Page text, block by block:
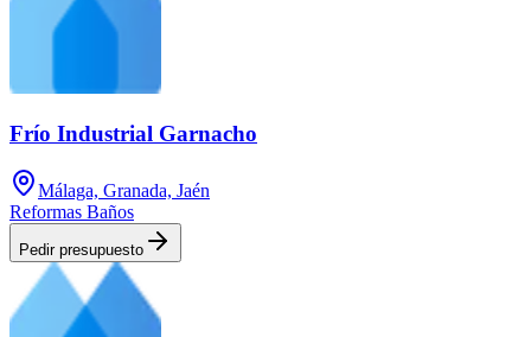
Frío Industrial Garnacho
Málaga, Granada, Jaén
Reformas Baños
Pedir presupuesto